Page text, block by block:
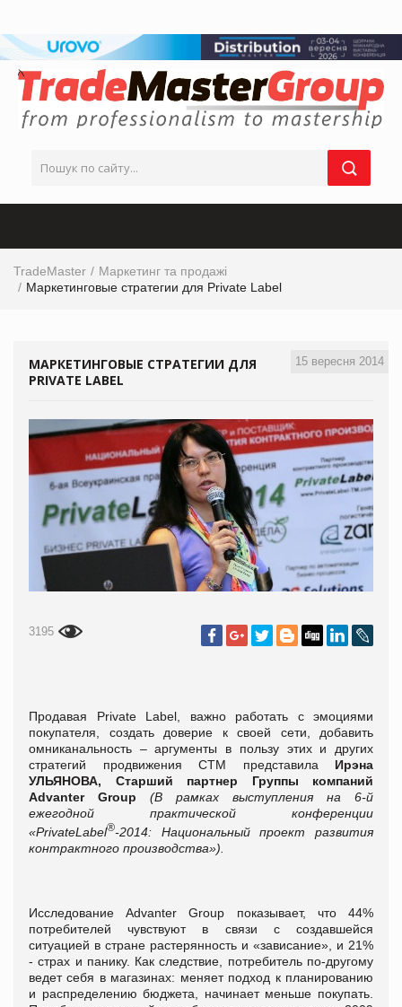
TradeMaster
Маркетинг та продажі
Маркетинговые стратегии для Private Label
15 вересня 2014
МАРКЕТИНГОВЫЕ СТРАТЕГИИ ДЛЯ
PRIVATE LABEL
3195
Продавая Private Label, важно работать с эмоциями
покупателя, создать доверие к своей сети, добавить
омниканальность – аргументы в пользу этих и других
стратегий продвижения СТМ представила Ирэна
УЛЬЯНОВА, Старший партнер Группы компаний
Advanter Group (В рамках выступления на 6-й
ежегодной практической конференции
«PrivateLabel®-2014: Национальный проект развития
контрактного производства»).
Исследование Advanter Group показывает, что 44%
потребителей чувствуют в связи с создавшейся
ситуацией в стране растерянность и «зависание», и 21%
- страх и панику. Как следствие, потребитель по-другому
ведет себя в магазинах: меняет подход к планированию
и распределению бюджета, начинает меньше покупать.